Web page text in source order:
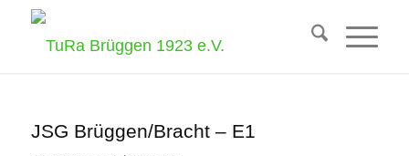
JSG Brüggen/Bracht – E1